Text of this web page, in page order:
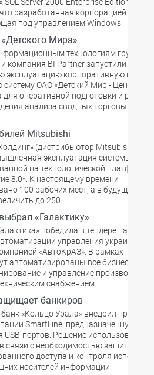
разработанная корпорацией СУБД,
под управлением Windows
Мира»
технологиям группы
компания BI Partner запустили в
эксплуатацию корпоративную
систему ОАО «Детский Мир - Центр».
для оперативной подготовки и
анализа сводных торговых и
Mitsubishi
(дистрибьютор Mitsubishi
эксплуатация системы
на технологической платформе
8.0». К настоящему времени
100 рабочих мест, а в будущем их
до 250.
«Галактику»
победила в тендере на
управления украинской
«АвтоКрАЗ». В рамках
автоматизированы все бизнес-
и управление
снабжением
банкиров
«Кольцо Урала» внедрил
SmartLine, предназначенную для
USB-портов. Решение использовать
связи с необходимостью защиты от
доступа и контроля
носителей информации.